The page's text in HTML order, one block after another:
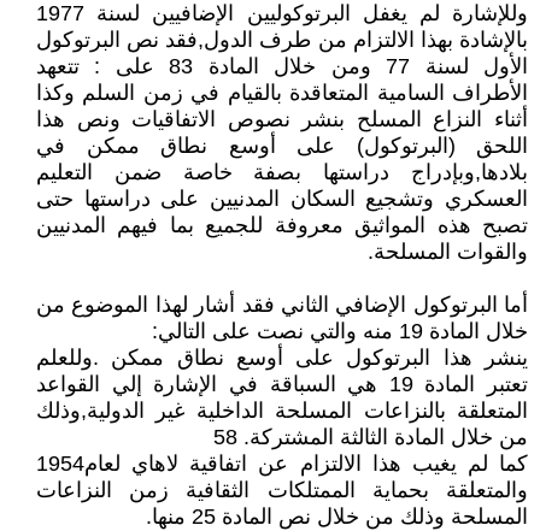
وللإشارة لم يغفل البرتوكوليين الإضافيين لسنة 1977
بالإشادة بهذا الالتزام من طرف الدول,فقد نص البرتوكول
الأول لسنة 77 ومن خلال المادة 83 على : تتعهد
الأطراف السامية المتعاقدة بالقيام في زمن السلم وكذا
أثناء النزاع المسلح بنشر نصوص الاتفاقيات ونص هذا
اللحق (البرتوكول) على أوسع نطاق ممكن في
بلادها,وبإدراج دراستها بصفة خاصة ضمن التعليم
العسكري وتشجيع السكان المدنيين على دراستها حتى
تصبح هذه المواثيق معروفة للجميع بما فيهم المدنيين
والقوات المسلحة.
أما البرتوكول الإضافي الثاني فقد أشار لهذا الموضوع من
خلال المادة 19 منه والتي نصت على التالي:
ينشر هذا البرتوكول على أوسع نطاق ممكن .وللعلم
تعتبر المادة 19 هي السباقة في الإشارة إلي القواعد
المتعلقة بالنزاعات المسلحة الداخلية غير الدولية,وذلك
من خلال المادة الثالثة المشتركة. 58
كما لم يغيب هذا الالتزام عن اتفاقية لاهاي لعام1954
والمتعلقة بحماية الممتلكات الثقافية زمن النزاعات
المسلحة وذلك من خلال نص المادة 25 منها.